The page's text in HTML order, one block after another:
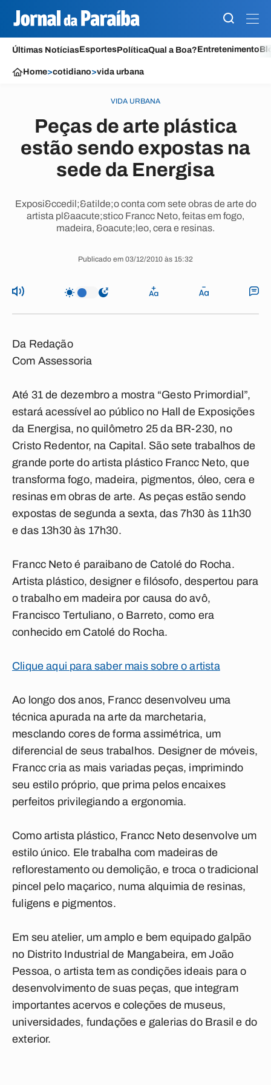
Últimas NotíciasEsportesPolíticaQual a Boa?Entretenimento
Home>cotidiano>vida urbana
VIDA URBANA
Peças de arte plástica
estão sendo expostas na
sede da Energisa
Exposi&ccedil;&atilde;o conta com sete obras de arte do
artista pl&aacute;stico Francc Neto, feitas em fogo,
madeira, &oacute;leo, cera e resinas.
Publicado em 03/12/2010 às 15:32
Da Redação
Com Assessoria
Até 31 de dezembro a mostra “Gesto Primordial”,
estará acessível ao público no Hall de Exposições
da Energisa, no quilômetro 25 da BR-230, no
Cristo Redentor, na Capital. São sete trabalhos de
grande porte do artista plástico Francc Neto, que
transforma fogo, madeira, pigmentos, óleo, cera e
resinas em obras de arte. As peças estão sendo
expostas de segunda a sexta, das 7h30 às 11h30
e das 13h30 às 17h30.
Francc Neto é paraibano de Catolé do Rocha.
Artista plástico, designer e filósofo, despertou para
o trabalho em madeira por causa do avô,
Francisco Tertuliano, o Barreto, como era
conhecido em Catolé do Rocha.
Clique aqui para saber mais sobre o artista
Ao longo dos anos, Francc desenvolveu uma
técnica apurada na arte da marchetaria,
mesclando cores de forma assimétrica, um
diferencial de seus trabalhos. Designer de móveis,
Francc cria as mais variadas peças, imprimindo
seu estilo próprio, que prima pelos encaixes
perfeitos privilegiando a ergonomia.
Como artista plástico, Francc Neto desenvolve um
estilo único. Ele trabalha com madeiras de
reflorestamento ou demolição, e troca o tradicional
pincel pelo maçarico, numa alquimia de resinas,
fuligens e pigmentos.
Em seu atelier, um amplo e bem equipado galpão
no Distrito Industrial de Mangabeira, em João
Pessoa, o artista tem as condições ideais para o
desenvolvimento de suas peças, que integram
importantes acervos e coleções de museus,
universidades, fundações e galerias do Brasil e do
exterior.